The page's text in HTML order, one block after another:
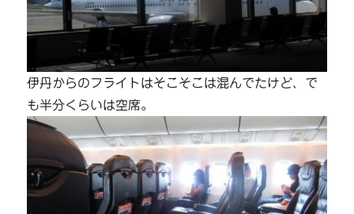
伊丹からのフライトはそこそこは混んでたけど、で
も半分くらいは空席。